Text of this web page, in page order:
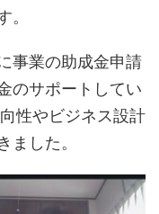
。
事業の助成金申請
のサポートしてい
性やビジネス設計
ました。